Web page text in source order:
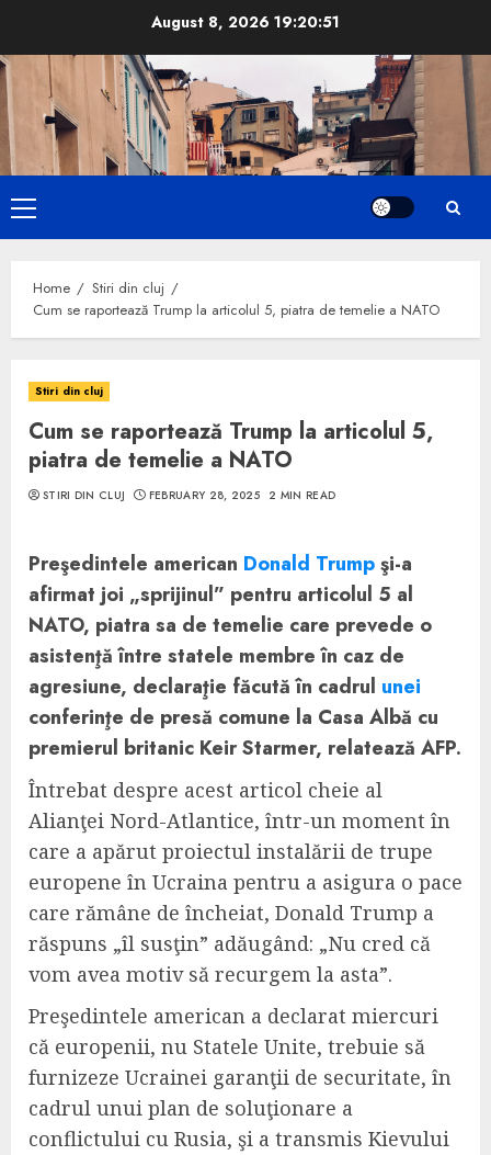
content
August 8, 2026 19:20:52
Primary
Menu
Home
Stiri din cluj
Cum se raportează Trump la articolul 5, piatra de temelie a NATO
Stiri din cluj
Cum se raportează Trump la articolul 5,
piatra de temelie a NATO
STIRI DIN CLUJ FEBRUARY 28, 2025 2 MIN READ
Preşedintele american Donald Trumpşi-a
afirmat joi „sprijinul” pentru articolul 5 al
NATO, piatra sa de temelie care prevede o
asistenţă între statele membre în caz de
agresiune, declaraţie făcută în cadrul unei
conferinţe de presă comune la Casa Albă cu
premierul britanic Keir Starmer, relatează AFP.
Întrebat despre acest articol cheie al
Alianţei Nord-Atlantice, într-un moment în
care a apărut proiectul instalării de trupe
europene în Ucraina pentru a asigura o pace
care rămâne de încheiat, Donald Trump a
răspuns „îl susţin” adăugând: „Nu cred că
vom avea motiv să recurgem la asta”.
Preşedintele american a declarat miercuri
că europenii, nu Statele Unite, trebuie să
furnizeze Ucrainei garanţii de securitate, în
cadrul unui plan de soluţionare a
conflictului cu Rusia, şi a transmis Kievului